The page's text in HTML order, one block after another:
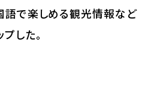
語で楽しめる観光情報など
した。